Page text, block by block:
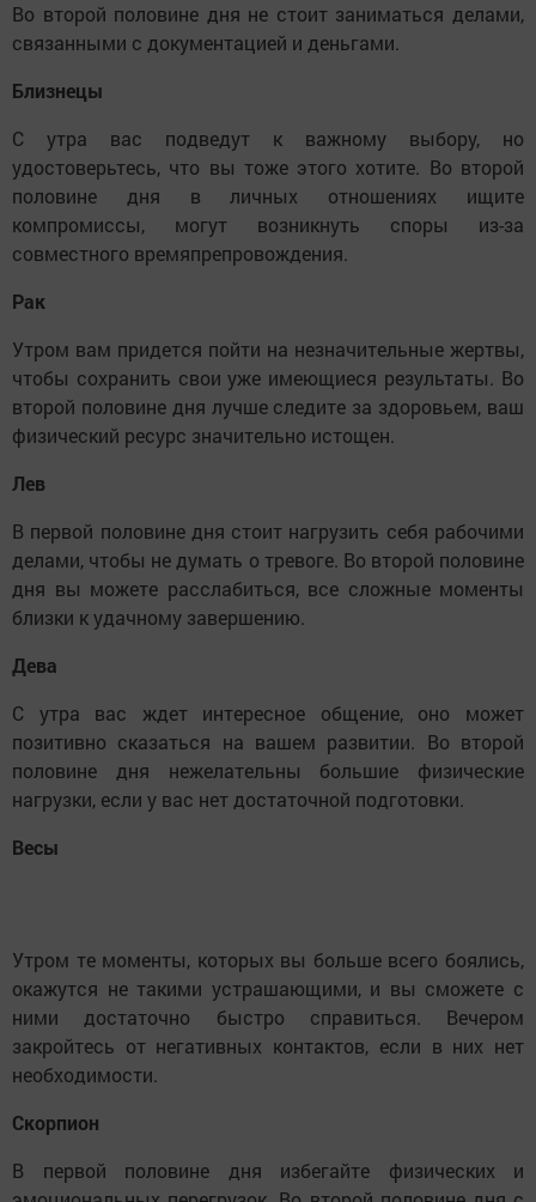
Во второй половине дня не стоит заниматься делами,
связанными с документацией и деньгами.
Близнецы
С утра вас подведут к важному выбору, но
удостоверьтесь, что вы тоже этого хотите. Во второй
половине дня в личных отношениях ищите
компромиссы, могут возникнуть споры из-за
совместного времяпрепровождения.
Рак
Утром вам придется пойти на незначительные жертвы,
чтобы сохранить свои уже имеющиеся результаты. Во
второй половине дня лучше следите за здоровьем, ваш
физический ресурс значительно истощен.
Лев
В первой половине дня стоит нагрузить себя рабочими
делами, чтобы не думать о тревоге. Во второй половине
дня вы можете расслабиться, все сложные моменты
близки к удачному завершению.
Дева
С утра вас ждет интересное общение, оно может
позитивно сказаться на вашем развитии. Во второй
половине дня нежелательны большие физические
нагрузки, если у вас нет достаточной подготовки.
Весы
Утром те моменты, которых вы больше всего боялись,
окажутся не такими устрашающими, и вы сможете с
ними достаточно быстро справиться. Вечером
закройтесь от негативных контактов, если в них нет
необходимости.
Скорпион
В первой половине дня избегайте физических и